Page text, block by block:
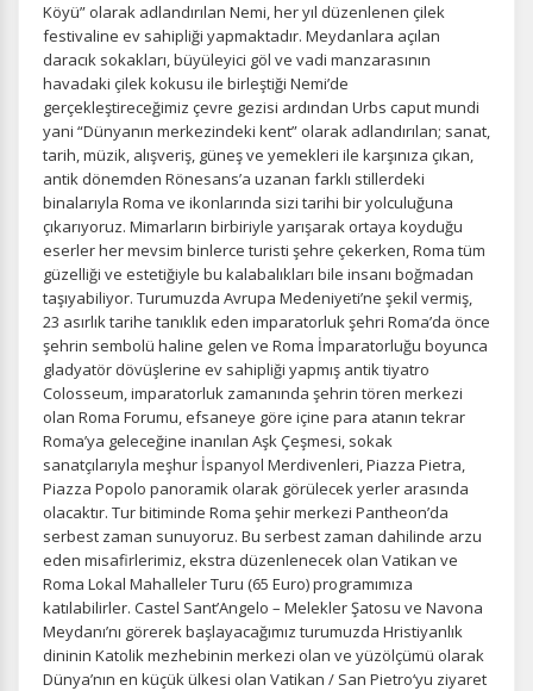
Köyü” olarak adlandırılan Nemi, her yıl düzenlenen çilek
festivaline ev sahipliği yapmaktadır. Meydanlara açılan
daracık sokakları, büyüleyici göl ve vadi manzarasının
havadaki çilek kokusu ile birleştiği Nemi’de
gerçekleştireceğimiz çevre gezisi ardından Urbs caput mundi
yani “Dünyanın merkezindeki kent” olarak adlandırılan; sanat,
tarih, müzik, alışveriş, güneş ve yemekleri ile karşınıza çıkan,
antik dönemden Rönesans’a uzanan farklı stillerdeki
binalarıyla Roma ve ikonlarında sizi tarihi bir yolculuğuna
çıkarıyoruz. Mimarların birbiriyle yarışarak ortaya koyduğu
eserler her mevsim binlerce turisti şehre çekerken, Roma tüm
güzelliği ve estetiğiyle bu kalabalıkları bile insanı boğmadan
taşıyabiliyor. Turumuzda Avrupa Medeniyeti’ne şekil vermiş,
23 asırlık tarihe tanıklık eden imparatorluk şehri Roma’da önce
şehrin sembolü haline gelen ve Roma İmparatorluğu boyunca
gladyatör dövüşlerine ev sahipliği yapmış antik tiyatro
Colosseum, imparatorluk zamanında şehrin tören merkezi
olan Roma Forumu, efsaneye göre içine para atanın tekrar
Roma’ya geleceğine inanılan Aşk Çeşmesi, sokak
sanatçılarıyla meşhur İspanyol Merdivenleri, Piazza Pietra,
Piazza Popolo panoramik olarak görülecek yerler arasında
olacaktır. Tur bitiminde Roma şehir merkezi Pantheon’da
serbest zaman sunuyoruz. Bu serbest zaman dahilinde arzu
eden misafirlerimiz, ekstra düzenlenecek olan Vatikan ve
Roma Lokal Mahalleler Turu (65 Euro) programımıza
katılabilirler. Castel Sant’Angelo – Melekler Şatosu ve Navona
Meydanı’nı görerek başlayacağımız turumuzda Hristiyanlık
dininin Katolik mezhebinin merkezi olan ve yüzölçümü olarak
Dünya’nın en küçük ülkesi olan Vatikan / San Pietro‘yu ziyaret